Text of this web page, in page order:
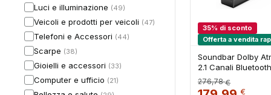
Luci e illuminazione (49)
Veicoli e prodotti per veicoli (47)
Telefoni e Accessori (44)
Scarpe (38)
Gioielli e accessori (33)
Computer e ufficio (21)
35% di sconto
Offerta a vendita
Soundbar Dolby
2.1 Canali
per TV Familiare
Subwoofer,
276,78€
€